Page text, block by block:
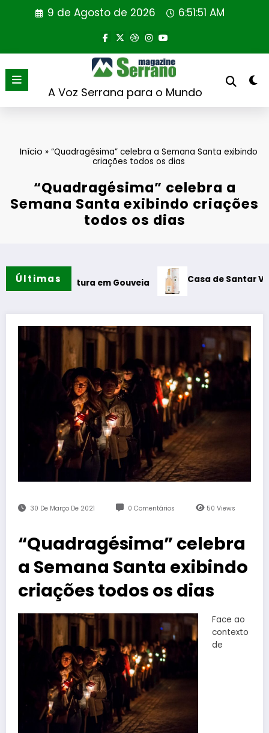
9 de Agosto de 2026 6:51:51 AM
A Voz Serrana para o Mundo
Início » “Quadragésima” celebra a Semana Santa exibindo
criações todos os dias
“Quadragésima” celebra a
Semana Santa exibindo criações
todos os dias
Últimas
em Gouveia Casa de Santar Vinhos
30 De Março De 2021 0 Comentários 50Views
“Quadragésima” celebra
a Semana Santa exibindo
criações todos os dias
Face ao
contexto
de